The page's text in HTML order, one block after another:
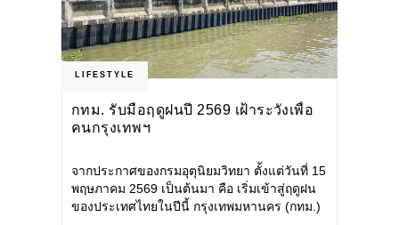
LIFESTYLE
กทม. รับมือฤดูฝนปี 2569 เฝ้าระวังเพื่อ
คนกรุงเทพฯ
จากประกาศของกรมอุตุนิยมวิทยา ตั้งแต่วันที่ 15
พฤษภาคม 2569 เป็นต้นมา คือ เริ่มเข้าสู่ฤดูฝน
ของประเทศไทยในปีนี้ กรุงเทพมหานคร (กทม.)